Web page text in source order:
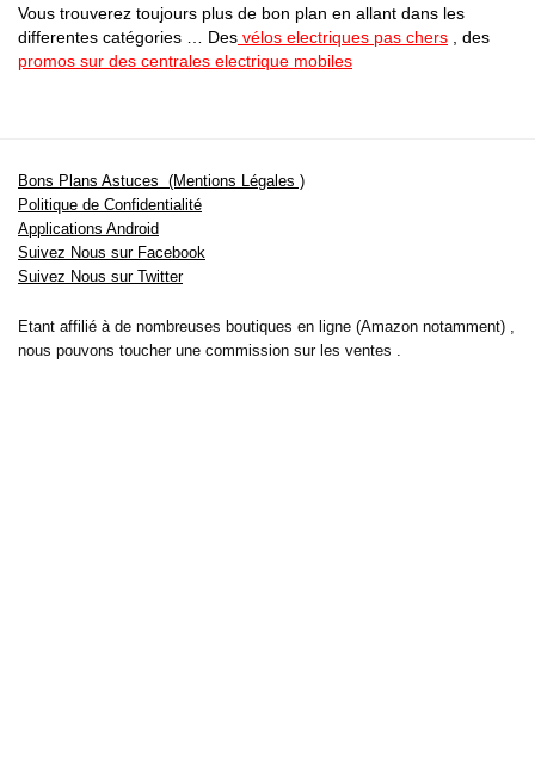
Vous trouverez toujours plus de bon plan en allant dans les
differentes catégories … Des vélos electriques pas chers , des
promos sur des centrales electrique mobiles
Bons Plans Astuces (Mentions Légales )
Politique de Confidentialité
Applications Android
Suivez Nous sur Facebook
Suivez Nous sur Twitter
Etant affilié à de nombreuses boutiques en ligne (Amazon notamment) ,
nous pouvons toucher une commission sur les ventes .